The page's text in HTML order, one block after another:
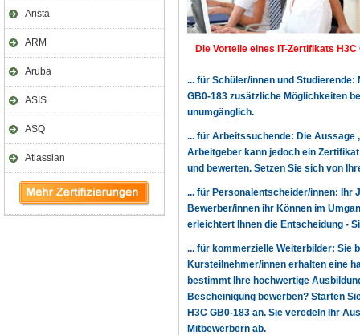
Arista
ARM
Aruba
ASIS
ASQ
Atlassian
Die Vorteile eines IT-Zertifikats H3C
... für Schüler/innen und
GB0-183 zusätzliche Möglichkeiten
unumgänglich.
... für Arbeitssuchende: Die Aussage
Arbeitgeber kann jedoch ein
und bewerten. Setzen Sie sich von
... für Personalentscheider/innen: Ihr
Bewerber/innen ihr Können im
erleichtert Ihnen die Entscheidung -
... für kommerzielle Weiterbilder: Sie
Kursteilnehmer/innen erhalten eine
bestimmt Ihre hochwertige
Bescheinigung bewerben? Starten
H3C GB0-183 an. Sie veredeln Ihr
Mitbewerbern ab.